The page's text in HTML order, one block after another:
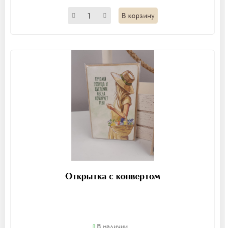
В корзину
Открытка с конвертом
В наличии